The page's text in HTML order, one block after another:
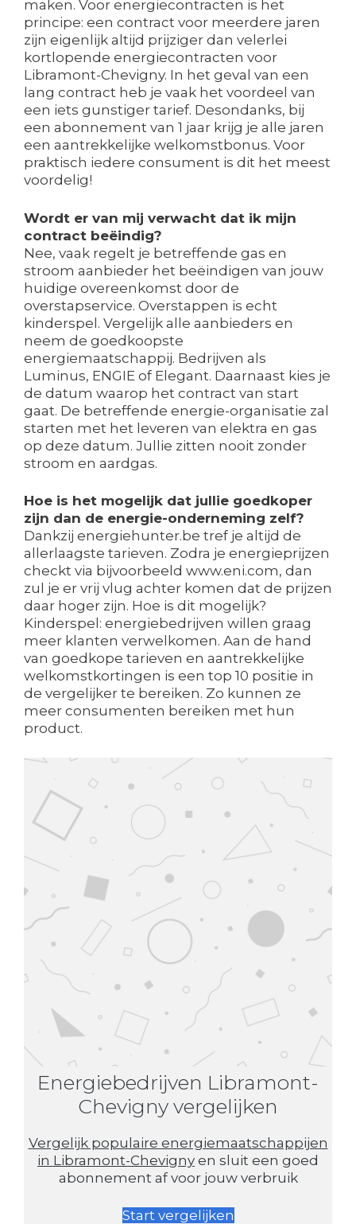
maken. Voor energiecontracten is het
principe: een contract voor meerdere jaren
zijn eigenlijk altijd prijziger dan velerlei
kortlopende energiecontracten voor
Libramont-Chevigny. In het geval van een
lang contract heb je vaak het voordeel van
een iets gunstiger tarief. Desondanks, bij
een abonnement van 1 jaar krijg je alle jaren
een aantrekkelijke welkomstbonus. Voor
praktisch iedere consument is dit het meest
voordelig!
Wordt er van mij verwacht dat ik mijn
contract beëindig?
Nee, vaak regelt je betreffende gas en
stroom aanbieder het beëindigen van jouw
huidige overeenkomst door de
overstapservice. Overstappen is echt
kinderspel. Vergelijk alle aanbieders en
neem de goedkoopste
energiemaatschappij. Bedrijven als
Luminus, ENGIE of Elegant. Daarnaast kies je
de datum waarop het contract van start
gaat. De betreffende energie-organisatie zal
starten met het leveren van elektra en gas
op deze datum. Jullie zitten nooit zonder
stroom en aardgas.
Hoe is het mogelijk dat jullie goedkoper
zijn dan de energie-onderneming zelf?
Dankzij energiehunter.be tref je altijd de
allerlaagste tarieven. Zodra je energieprijzen
checkt via bijvoorbeeld www.eni.com, dan
zul je er vrij vlug achter komen dat de prijzen
daar hoger zijn. Hoe is dit mogelijk?
Kinderspel: energiebedrijven willen graag
meer klanten verwelkomen. Aan de hand
van goedkope tarieven en aantrekkelijke
welkomstkortingen is een top 10 positie in
de vergelijker te bereiken. Zo kunnen ze
meer consumenten bereiken met hun
product.
Energiebedrijven Libramont-
Chevigny vergelijken
Vergelijk populaire energiemaatschappijen
in Libramont-Chevigny en sluit een goed
abonnement af voor jouw verbruik
Start vergelijken